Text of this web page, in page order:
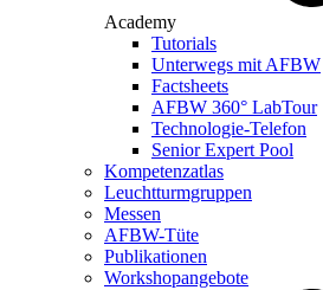
Academy
Tutorials
Unterwegs mit AFBW
Factsheets
AFBW 360° LabTour
Technologie-Telefon
Senior Expert Pool
Kompetenzatlas
Leuchtturm­gruppen
Messen
AFBW-Tüte
Publikationen
Workshopangebote